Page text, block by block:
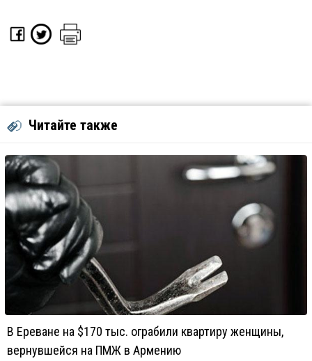
Читайте также
В Ереване на $170 тыс. ограбили квартиру женщины,
вернувшейся на ПМЖ в Армению